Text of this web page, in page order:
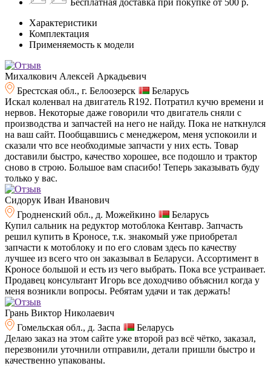
Характеристики
Комплектация
Применяемость к модели
Михалкович Алексей Аркадьевич
Брестская обл., г. Белоозерск
Беларусь
Искал коленвал на двигатель R192. Потратил кучю времени и
нервов. Некоторые даже говорили что двигатель сняли с
производства и запчастей на него не найду. Пока не наткнулся
на ваш сайт. Пообщавшись с менеджером, меня успокоили и
сказали что все необходимые запчасти у них есть. Товар
доставили быстро, качество хорошее, все подошло и трактор
сново в строю. Большое вам спасибо! Теперь заказывать буду
только у вас.
Сидорук Иван Иванович
Гродненский обл., д. Можейкино
Беларусь
Купил сальник на редуктор мотоблока Кентавр. Запчасть
решил купить в Кроносе, т.к. знакомый уже приобретал
запчасти к мотоблоку и по его словам здесь по качеству
лучшее из всего что он заказывал в Беларуси. Ассортимент в
Кроносе большой и есть из чего выбрать. Пока все устраивает.
Продавец консультант Игорь все доходчиво объяснил когда у
меня возникли вопросы. Ребятам удачи и так держать!
Грань Виктор Николаевич
Гомельская обл., д. Заспа
Беларусь
Делаю заказ на этом сайте уже второй раз всё чётко, заказал,
перезвонили уточнили отправили, детали пришли быстро и
качественно упакованы.